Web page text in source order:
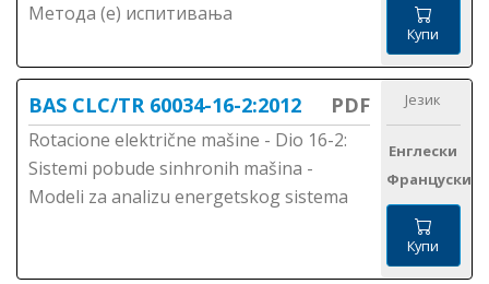
Метода (е) испитивања
Купи
BAS CLC/TR 60034-16-2:2012 PDF
Rotacione električne mašine - Dio 16-2:
Sistemi pobude sinhronih mašina -
Modeli za analizu energetskog sistema
Језик
Енглески
Француски
Купи